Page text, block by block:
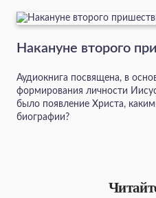
Накануне второго
Аудиокнига посвящена, в
формирования личности
было появление Христа,
биографии?